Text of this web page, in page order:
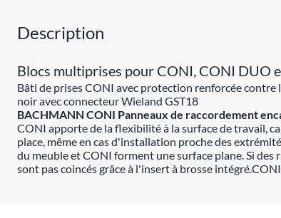
Description
Blocs multiprises pour CONI, CONI DUO
Bâti de prises CONI avec protection renforcée
noir avec connecteur Wieland GST18
BACHMANN CONI Panneaux de raccordement
CONI apporte de la flexibilité à la surface de travail,
place, même en cas d'installation proche des
du meuble et CONI forment une surface plane. Si
sont pas coincés grâce à l'insert à brosse